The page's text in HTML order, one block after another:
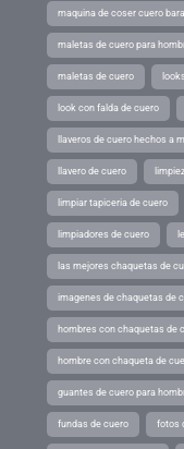
maquina de coser cuero
maletas de cuero para
maletas de cuero
look con falda de cuero
llaveros de cuero hechos a
llavero de cuero
limpiar tapiceria de cuero
limpiadores de cuero
las mejores chaquetas de
imagenes de chaquetas de
hombres con chaquetas de
hombre con chaqueta de
guantes de cuero para
fundas de cuero fotos